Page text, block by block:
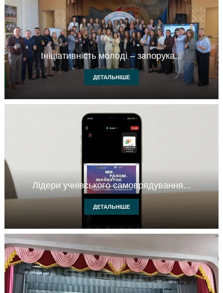
Ініціативність молоді – запорука...
ДЕТАЛЬНІШЕ
Лідери учнівського самоврядування...
ДЕТАЛЬНІШЕ